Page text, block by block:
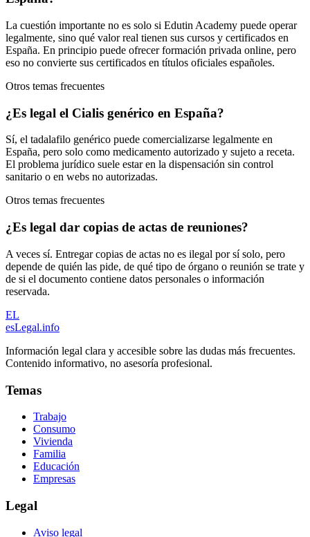
La cuestión importante no es solo si Edutin Academy puede operar
legalmente, sino qué valor real tienen sus cursos y certificados en
España. En principio puede ofrecer formación privada online, pero
eso no convierte sus certificados en títulos oficiales españoles.
Otros temas frecuentes
¿Es legal el Cialis genérico en España?
Sí, el tadalafilo genérico puede comercializarse legalmente en
España, pero solo como medicamento autorizado y sujeto a receta.
El problema jurídico suele estar en la dispensación sin control
sanitario o en webs no autorizadas.
Otros temas frecuentes
¿Es legal dar copias de actas de reuniones?
A veces sí. Entregar copias de actas no es ilegal por sí solo, pero
depende de quién las pide, de qué tipo de órgano o reunión se trate y
de si el documento contiene datos personales o información
reservada.
EL
esLegal.info
Información legal clara y accesible sobre las dudas más frecuentes.
Contenido informativo, no asesoría profesional.
Temas
Trabajo
Consumo
Vivienda
Familia
Educación
Empresas
Legal
Aviso legal